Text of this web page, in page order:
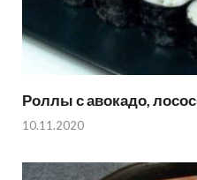
Роллы с авокадо,
10.11.2020